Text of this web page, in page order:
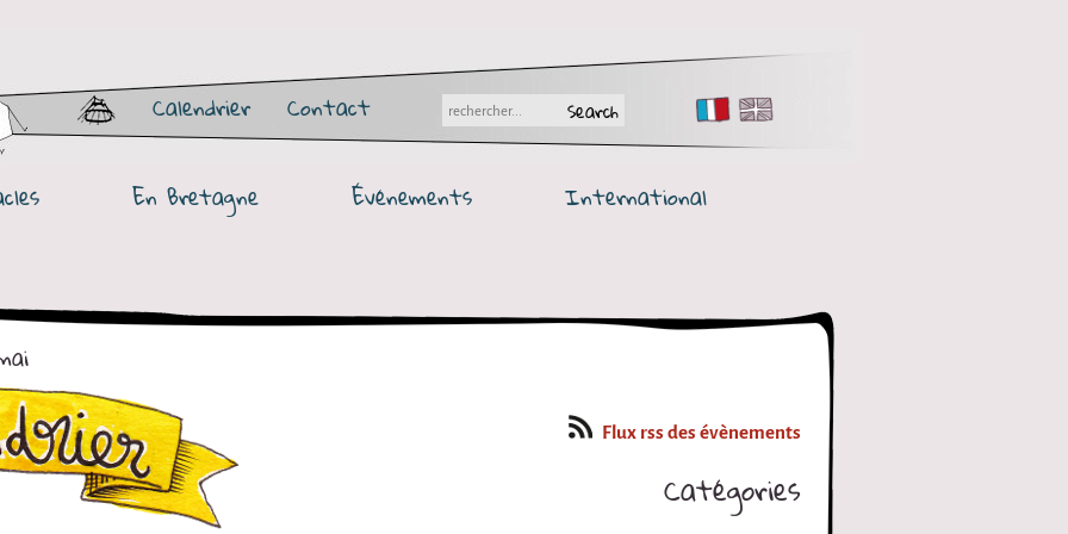
Calendrier Contact FR EN
En Bretagne Événements International
Flux rss des évènements
Catégories